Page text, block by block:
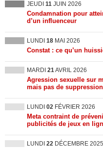
JEUDI 11 JUIN 2026
Condamnation pour
d’un influenceur
LUNDI 18 MAI 2026
Constat : ce qu’un
MARDI 21AVRIL 2026
Agression sexuelle sur
mais pas de suppression
LUNDI 02 FÉVRIER 2026
Meta contraint de
publicités de jeux en
LUNDI 22 DÉCEMBRE 2025